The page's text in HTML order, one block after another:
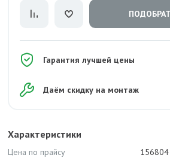
Гарантия лучшей цены
Даём скидку на монтаж
Характеристики
Цена по прайсу
156804